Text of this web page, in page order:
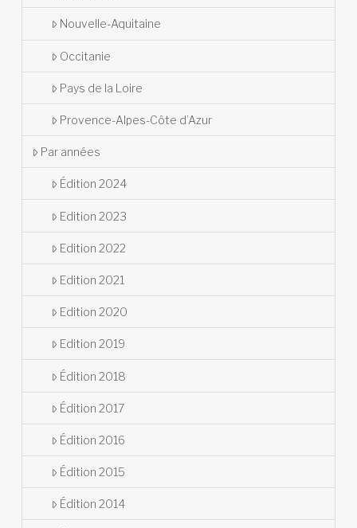
Nouvelle-Aquitaine
Occitanie
Pays de la Loire
Provence-Alpes-Côte d’Azur
Par années
Édition 2024
Edition 2023
Edition 2022
Edition 2021
Edition 2020
Edition 2019
Édition 2018
Édition 2017
Édition 2016
Édition 2015
Édition 2014